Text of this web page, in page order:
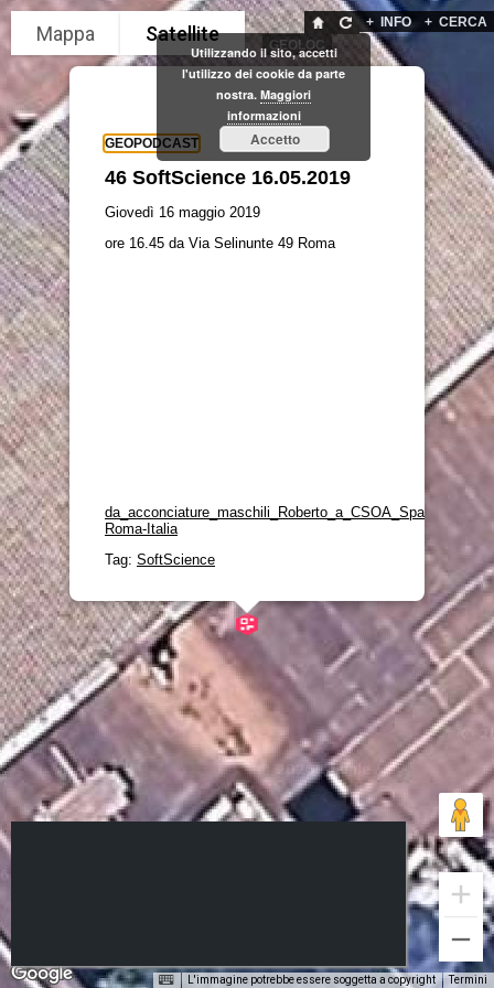
+ CERCA
+ INFO
GEOLOC
Utilizzando il sito, accetti
l'utilizzo dei cookie da parte
nostra. Maggiori
informazioni
Accetto